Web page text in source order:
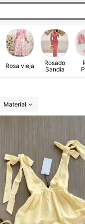
Rosa vieja
Rosado
Sandía
Material